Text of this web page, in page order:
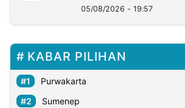
05/08/2026 - 19:57
KABAR PILIHAN
Purwakarta
Sumenep